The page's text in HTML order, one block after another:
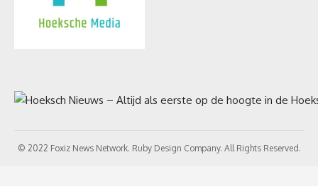
© 2022 Foxiz News Network. Ruby Design Company. All Rights Reserved.